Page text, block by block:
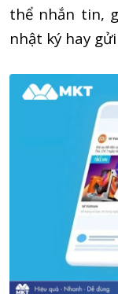
thể nhắn tin,
nhật ký hay